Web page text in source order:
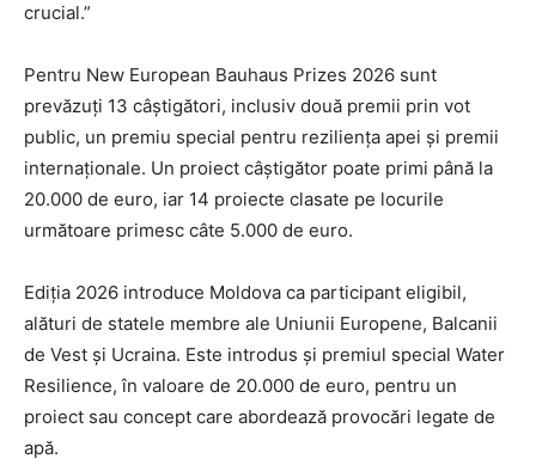
crucial.”
Pentru New European Bauhaus Prizes 2026 sunt
prevăzuți 13 câștigători, inclusiv două premii prin vot
public, un premiu special pentru reziliența apei și premii
internaționale. Un proiect câștigător poate primi până la
20.000 de euro, iar 14 proiecte clasate pe locurile
următoare primesc câte 5.000 de euro.
Ediția 2026 introduce Moldova ca participant eligibil,
alături de statele membre ale Uniunii Europene, Balcanii
de Vest și Ucraina. Este introdus și premiul special Water
Resilience, în valoare de 20.000 de euro, pentru un
proiect sau concept care abordează provocări legate de
apă.